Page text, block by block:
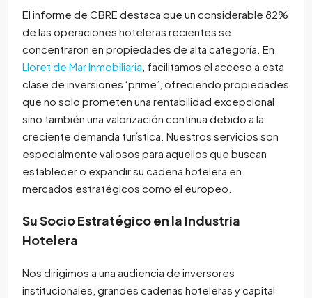
El informe de CBRE destaca que un considerable 82%
de las operaciones hoteleras recientes se
concentraron en propiedades de alta categoría. En
Lloret de Mar Inmobiliaria , facilitamos el acceso a esta
clase de inversiones ‘prime’, ofreciendo propiedades
que no solo prometen una rentabilidad excepcional
sino también una valorización continua debido a la
creciente demanda turística. Nuestros servicios son
especialmente valiosos para aquellos que buscan
establecer o expandir su cadena hotelera en
mercados estratégicos como el europeo.
Su Socio Estratégico en la Industria
Hotelera
Nos dirigimos a una audiencia de inversores
institucionales, grandes cadenas hoteleras y capital